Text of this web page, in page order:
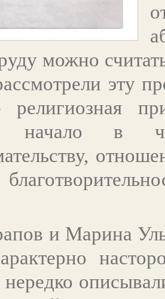
можно
эту
религиозная
начало
и Марина
нередко